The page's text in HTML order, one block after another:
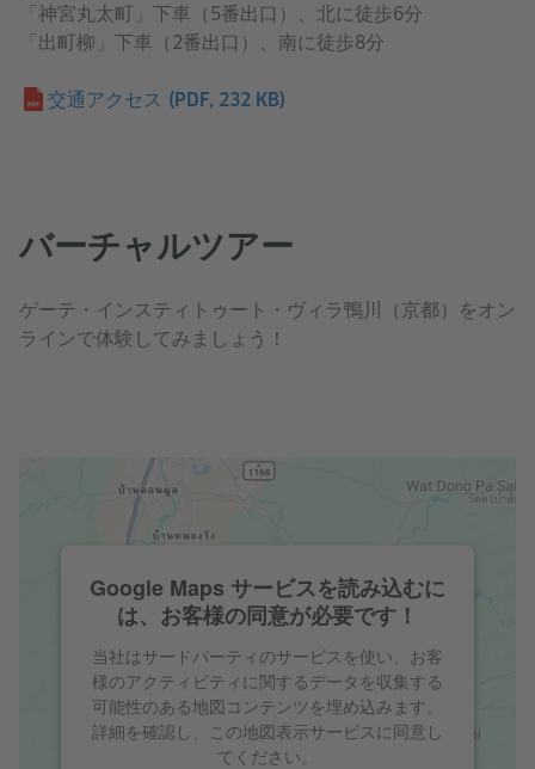
「神宮丸太町」下車（5番出口）、北に徒歩6分
「出町柳」下車（2番出口）、南に徒歩8分
交通アクセス (PDF, 232 KB)
バーチャルツアー
ゲーテ・インスティトゥート・ヴィラ鴨川（京都）をオン
ラインで体験してみましょう！
Google Maps サービスを読み込むに
は、お客様の同意が必要です！
当社はサードパーティのサービスを使い、お客
様のアクティビティに関するデータを収集する
可能性のある地図コンテンツを埋め込みます。
詳細を確認し、この地図表示サービスに同意し
てください。